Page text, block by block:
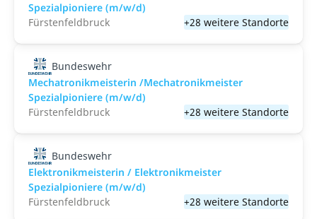
Spezialpioniere (m/w/d)
Fürstenfeldbruck
+28 weitere Standorte
Bundeswehr
Mechatronikmeisterin /Mechatronikmeister
Spezialpioniere (m/w/d)
Fürstenfeldbruck
+28 weitere Standorte
Bundeswehr
Elektronikmeisterin / Elektronikmeister
Spezialpioniere (m/w/d)
Fürstenfeldbruck
+28 weitere Standorte